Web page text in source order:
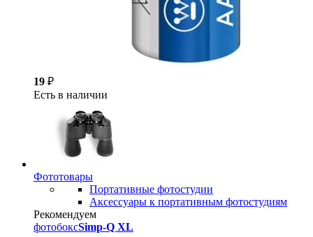
19 ₽
Есть в наличии
Фототовары
Портативные фотостудии
Аксессуары к портативным фотостудиям
Рекомендуем
фотобоксSimp-Q XL